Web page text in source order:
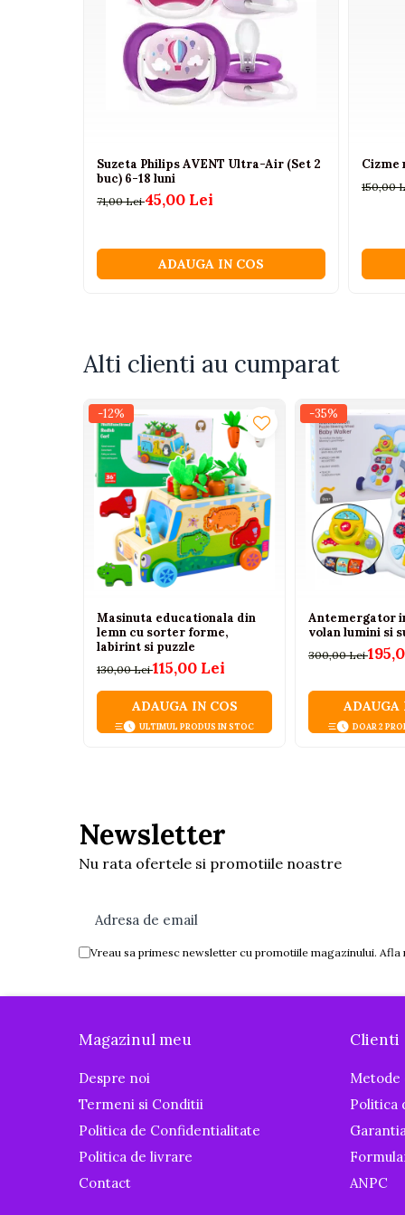
Seturi copii si bebelusi
Accesorii copii
Treninguri copii
Baia bebelusului
Scaune de masa
Accesorii pentru hranire
Seturi de hranire
Cani, pahare si accesorii
Suzete si accesorii
Incalzitoare pentru biberoane si
Igiena si ingrijire
Baia bebelusului
Halate de baie
Aspiratoare nazale si filtre
Periute de dinti
Olite si reductoare WC
Scutece si accesorii
Pentru Mamici
Igiena si Ingrijire Postnatala
Ingrijire cosmetica mamici
Atentionare: produsul nu este recomandat
Suzeta Philips AVENT Ultra-Air (Set 2
buc) 6-18 luni
71,00 Lei45,00 Lei
ADAUGA IN COS
Cizme
150,00
Alti clienti au cumparat
-12%
Masinuta educationala din
lemn cu sorter forme,
labirint si puzzle
130,00 Lei115,00 Lei
ADAUGA IN COS
ULTIMUL PRODUS IN STOC
-35%
Antemergator
volan lumini si
300,00 Lei
ADAUGA
DOAR 2
Newsletter
Nu rata ofertele si promotiile noastre
Vreau sa primesc newsletter cu promotiile magazinului. Afla
Magazinul meu
Despre noi
Termeni si Conditii
Politica de Confidentialitate
Politica de livrare
Contact
Clienti
Metode
Politica
ANPC